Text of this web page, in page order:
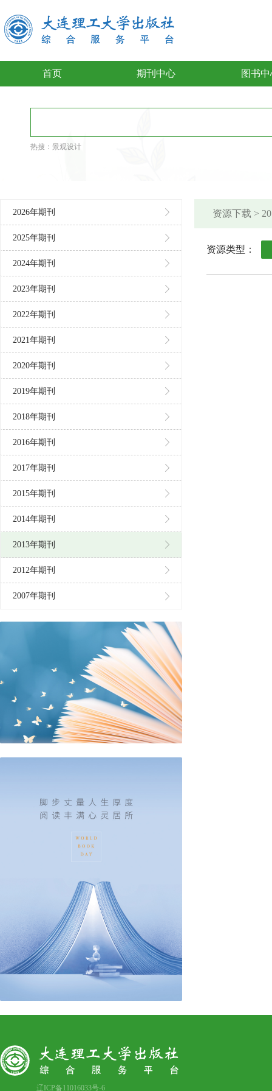
首页 期刊中心 图书中
热搜： 景观设计
2026年期刊
2025年期刊
2024年期刊
2023年期刊
2022年期刊
2021年期刊
2020年期刊
2019年期刊
2018年期刊
2016年期刊
2017年期刊
2015年期刊
2014年期刊
2013年期刊
2012年期刊
2007年期刊
资源下载 >
资源类型：
辽ICP备11016033号-6